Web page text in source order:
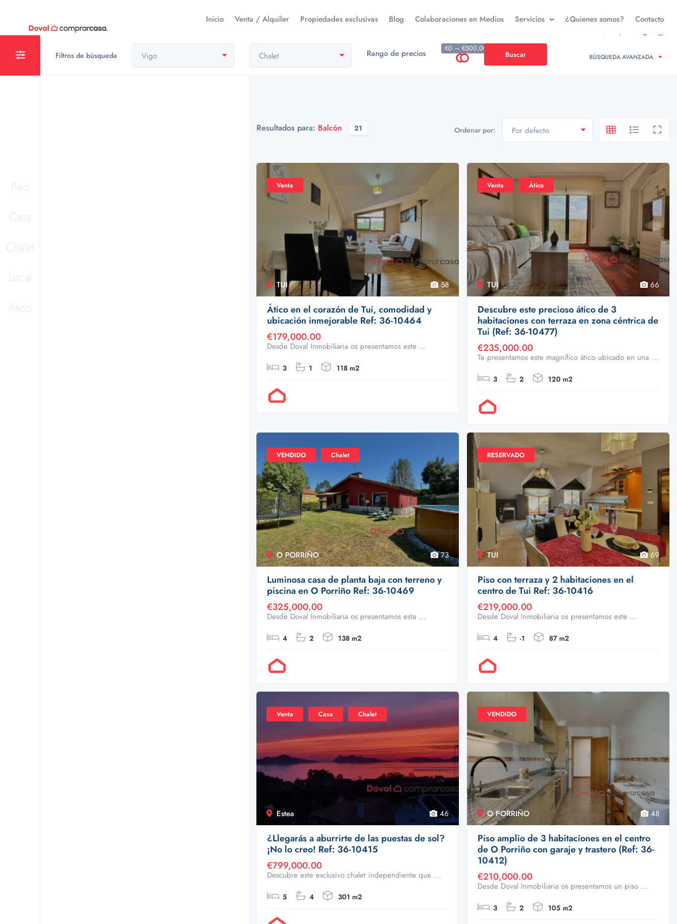
Inicio Venta / Alquiler Propiedades exclusivas Blog Colaboraciones en Medios Servicios ¿Quienes somos?
Contacto
Legal
Piso
Casa
Chalet
Local
Ático
BÚSQUEDA AVANZADA
Filtros de búsqueda Vigo Chalet Rango de precios €0 — €500,000
Buscar
Resultados para: Balcón 21 Ordenar por: Por defecto
TUI
Venta
58
Ático en el corazón de Tui, comodidad y
ubicación inmejorable Ref: 36-10464
€179,000.00
Desde Doval Inmobiliaria os presentamos este ...
3 1 118 m2
TUI
Venta Ático
66
Descubre este precioso ático de 3
habitaciones con terraza en zona céntrica de
Tui (Ref: 36-10477)
€235,000.00
Te presentamos este magnífico ático ubicado en una ...
3 2 120 m2
O PORRIÑO
VENDIDO Chalet
73
Luminosa casa de planta baja con terreno y
piscina en O Porriño Ref: 36-10469
€325,000.00
Desde Doval Inmobiliaria os presentamos esta ...
4 2 138 m2
TUI
RESERVADO
69
Piso con terraza y 2 habitaciones en el
centro de Tui Ref: 36-10416
€219,000.00
Desde Doval Inmobiliaria os presentamos este ...
4 -1 87 m2
Estea
Venta Casa Chalet
46
¿Llegarás a aburrirte de las puestas de sol?
¡No lo creo! Ref: 36-10415
€799,000.00
Descubre este exclusivo chalet independiente que ...
5 4 301 m2
O PORRIÑO
VENDIDO
48
Piso amplio de 3 habitaciones en el centro
de O Porriño con garaje y trastero (Ref: 36-
10412)
€210,000.00
Desde Doval Inmobiliaria os presentamos un piso ...
3 2 105 m2